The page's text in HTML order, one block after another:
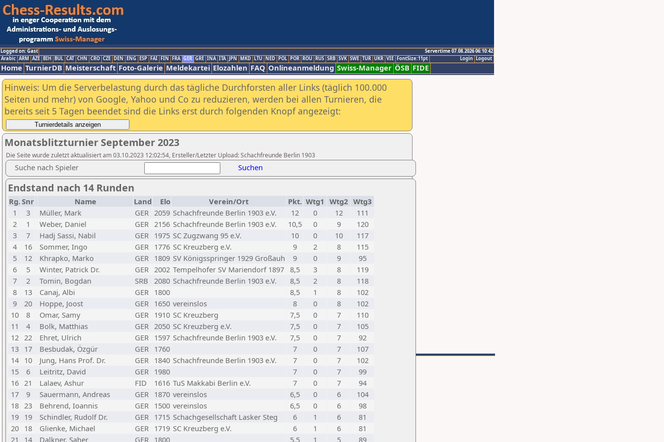
Logged on: Gast
Servertime 07.08.2026 06:10:42
Logout
Login
Arabic ARM AZE BIH BUL CAT CHN CRO CZE DEN ENG ESP FAI FIN FRA GER GRE INA ITA JPN MKD LTU NED POL POR ROU RUS SRB SVK SWE TUR UKR VIE FontSize:11pt
Home TurnierDB Meisterschaft Foto-Galerie Meldekartei Elozahlen FAQ Onlineanmeldung Swiss-Manager ÖSB FIDE
Hinweis: Um die Serverbelastung durch das tägliche Durchforsten aller Links (täglich 100.000
Seiten und mehr) von Google, Yahoo und Co zu reduzieren, werden bei allen Turnieren, die
bereits seit 5 Tagen beendet sind die Links erst durch folgenden Knopf angezeigt:
Monatsblitzturnier September 2023
Die Seite wurde zuletzt aktualisiert am 03.10.2023 12:02:54, Ersteller/Letzter Upload: Schachfreunde Berlin 1903
Suche nach Spieler Suchen
Endstand nach 14 Runden
Rg.Snr Name Land Elo Verein/Ort Pkt. Wtg1 Wtg2 Wtg3
1
3 Müller, Mark GER 2059 Schachfreunde Berlin 1903 e.V. 12 0 12
111
2
1 Weber, Daniel GER 2156 Schachfreunde Berlin 1903 e.V. 10,5 0 9
120
3
7 Hadj Sassi, Nabil GER 1975 SC Zugzwang 95 e.V. 10 0 10
117
4
16 Sommer, Ingo GER 1776 SC Kreuzberg e.V. 9 2 8
115
5
12 Khrapko, Marko GER 1809 SV Königsspringer 1929 Großauh 9 0 9
95
6
5 Winter, Patrick Dr. GER 2002 Tempelhofer SV Mariendorf 1897 8,5 3 8
119
7
2 Tomin, Bogdan SRB 2080 Schachfreunde Berlin 1903 e.V. 8,5 2 8
118
8
13 Canaj, Albi GER 1800 8,5 1 8
102
9
20 Hoppe, Joost GER 1650 vereinslos 8 0 8
102
10
8 Omar, Samy GER 1910 SC Kreuzberg 7,5 0 7
110
11
4 Bolk, Matthias GER 2050 SC Kreuzberg e.V. 7,5 0 7
105
12 22 Ehret, Ulrich GER 1597 Schachfreunde Berlin 1903 e.V. 7,5 0 7
92
13 17 Besbudak, Özgür GER 1760 7 0 7
107
14 10 Jung, Hans Prof. Dr. GER 1840 Schachfreunde Berlin 1903 e.V. 7 0 7
102
15
6 Leitritz, David GER 1980 7 0 7
99
16 21 Lalaev, Ashur FID 1616 TuS Makkabi Berlin e.V. 7 0 7
94
17
9 Sauermann, Andreas GER 1870 vereinslos 6,5 0 6
104
18 23 Behrend, Ioannis GER 1500 vereinslos 6,5 0 6
98
19 19 Schindler, Rudolf Dr. GER 1715 Schachgesellschaft Lasker Steg 6 1 6
81
20 18 Glienke, Michael GER 1719 SC Kreuzberg e.V. 6 1 6
81
21
14 Dalkner, Saher GER 1800 5,5 1 5 89